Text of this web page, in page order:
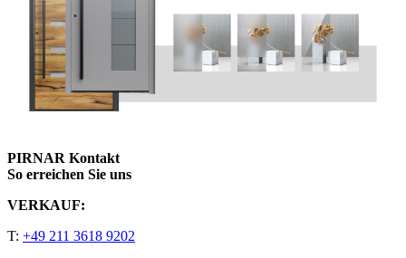
PIRNAR Kontakt
So erreichen Sie uns
VERKAUF:
T: +49 211 3618 9202